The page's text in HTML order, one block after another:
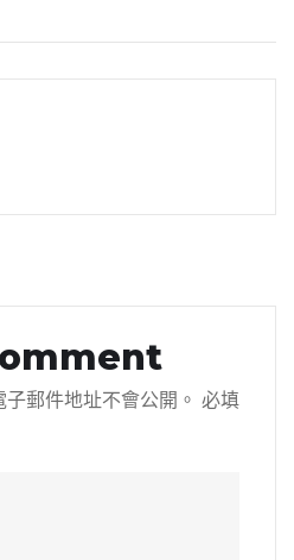
郵件地址不會公開。 必填